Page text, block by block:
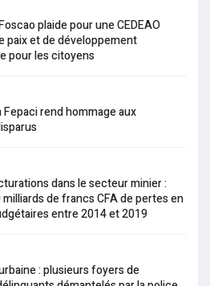
plaide pour une CEDEAO
paix et de développement
pour les citoyens
Fepaci rend hommage aux
dans le secteur minier :
de francs CFA de pertes en
entre 2014 et 2019
: plusieurs foyers de